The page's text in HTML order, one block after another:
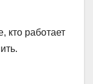
кто работает